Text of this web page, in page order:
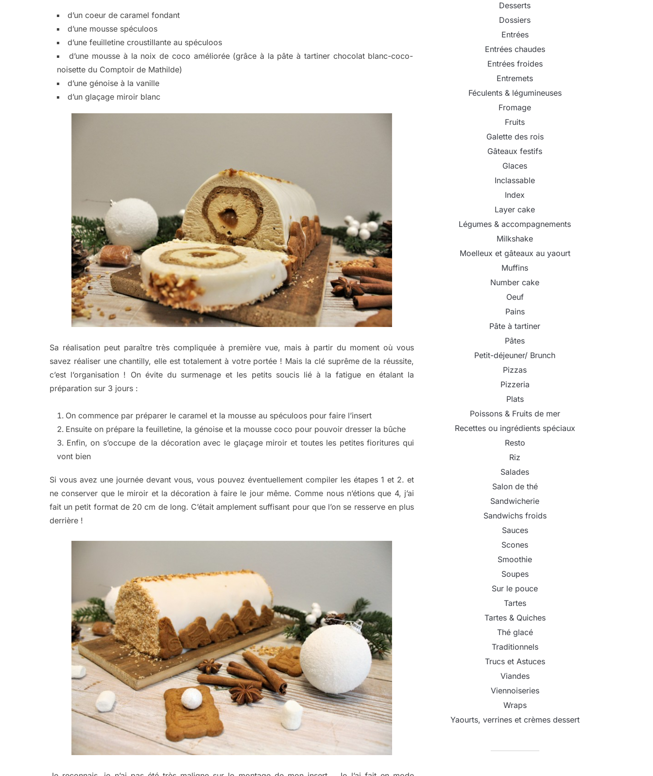
d’un coeur de caramel fondant
d’une mousse spéculoos
d’une feuilletine croustillante au spéculoos
d’une mousse à la noix de coco améliorée (grâce à la pâte à tartiner chocolat blanc-coco-
noisette du Comptoir de Mathilde)
d’une génoise à la vanille
d’un glaçage miroir blanc
Sa réalisation peut paraître très compliquée à première vue, mais à partir du moment où vous
savez réaliser une chantilly, elle est totalement à votre portée ! Mais la clé suprême de la réussite,
c’est l’organisation ! On évite du surmenage et les petits soucis lié à la fatigue en étalant la
préparation sur 3 jours :
On commence par préparer le caramel et la mousse au spéculoos pour faire l’insert
Ensuite on prépare la feuilletine, la génoise et la mousse coco pour pouvoir dresser la bûche
Enfin, on s’occupe de la décoration avec le glaçage miroir et toutes les petites fioritures qui
vont bien
Si vous avez une journée devant vous, vous pouvez éventuellement compiler les étapes 1 et 2. et
ne conserver que le miroir et la décoration à faire le jour même. Comme nous n’étions que 4, j’ai
fait un petit format de 20 cm de long. C’était amplement suffisant pour que l’on se resserve en plus
derrière !
Desserts
Dossiers
Entrées
Entrées chaudes
Entrées froides
Entremets
Féculents & légumineuses
Fromage
Fruits
Galette des rois
Gâteaux festifs
Glaces
Inclassable
Index
Layer cake
Légumes & accompagnements
Milkshake
Moelleux et gâteaux au yaourt
Muffins
Number cake
Oeuf
Pains
Pâte à tartiner
Pâtes
Petit-déjeuner/ Brunch
Pizzas
Pizzeria
Plats
Poissons & Fruits de mer
Recettes ou ingrédients spéciaux
Resto
Riz
Salades
Salon de thé
Sandwicherie
Sandwichs froids
Sauces
Scones
Smoothie
Soupes
Sur le pouce
Tartes
Tartes & Quiches
Thé glacé
Traditionnels
Trucs et Astuces
Viandes
Viennoiseries
Wraps
Yaourts, verrines et crèmes dessert